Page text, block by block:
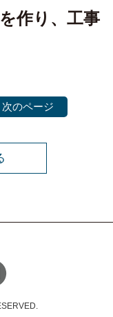
作り、工事
次のページ